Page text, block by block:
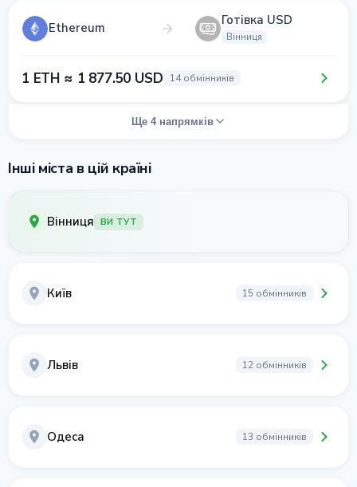
Ethereum Готівка USD
Вінниця
1 ETH ≈ 1 877.50 USD 14 обмінників
Ще 4 напрямків
Інші міста в цій країні
Вінниця ВИ ТУТ
Київ 15 обмінників
Львів 12 обмінників
Одеса 13 обмінників